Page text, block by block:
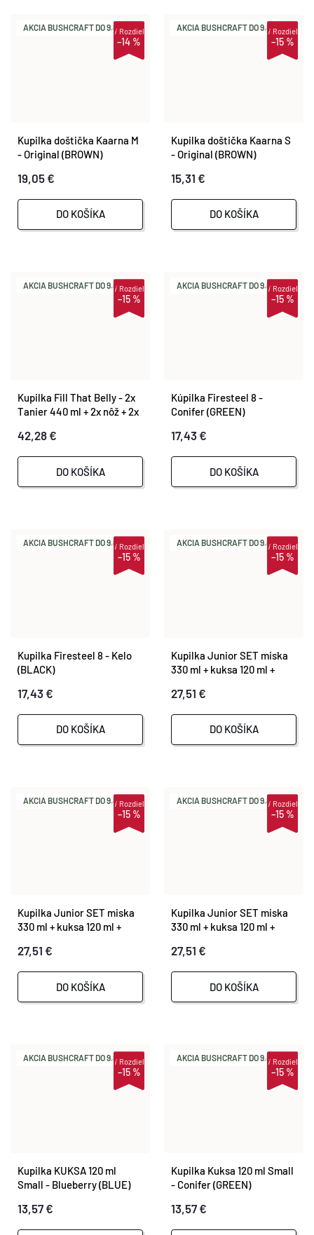
AKCIA BUSHCRAFT DO 9.8.
–14 %
iRozdiel
Kupilka doštička Kaarna M
- Original (BROWN)
19,05 €
DO KOŠÍKA
AKCIA BUSHCRAFT DO 9.8.
–15 %
iRozdiel
Kupilka doštička Kaarna S
- Original (BROWN)
15,31 €
DO KOŠÍKA
AKCIA BUSHCRAFT DO 9.8.
–15 %
iRozdiel
Kupilka Fill That Belly - 2x
Tanier 440 ml + 2x nôž + 2x
42,28 €
DO KOŠÍKA
AKCIA BUSHCRAFT DO 9.8.
–15 %
iRozdiel
Kúpilka Firesteel 8 -
Conifer (GREEN)
17,43 €
DO KOŠÍKA
AKCIA BUSHCRAFT DO 9.8.
–15 %
iRozdiel
Kupilka Firesteel 8 - Kelo
(BLACK)
17,43 €
DO KOŠÍKA
AKCIA BUSHCRAFT DO 9.8.
–15 %
iRozdiel
Kupilka Junior SET miska
330 ml + kuksa 120 ml +
(BLUE)
27,51 €
DO KOŠÍKA
AKCIA BUSHCRAFT DO 9.8.
–15 %
iRozdiel
Kupilka Junior SET miska
330 ml + kuksa 120 ml +
27,51 €
DO KOŠÍKA
AKCIA BUSHCRAFT DO 9.8.
–15 %
iRozdiel
Kupilka Junior SET miska
330 ml + kuksa 120 ml +
(BROWN)
27,51 €
DO KOŠÍKA
AKCIA BUSHCRAFT DO 9.8.
–15 %
iRozdiel
Kupilka KUKSA 120 ml
Small - Blueberry (BLUE)
13,57 €
AKCIA BUSHCRAFT DO 9.8.
–15 %
iRozdiel
Kupilka Kuksa 120 ml Small
- Conifer (GREEN)
13,57 €